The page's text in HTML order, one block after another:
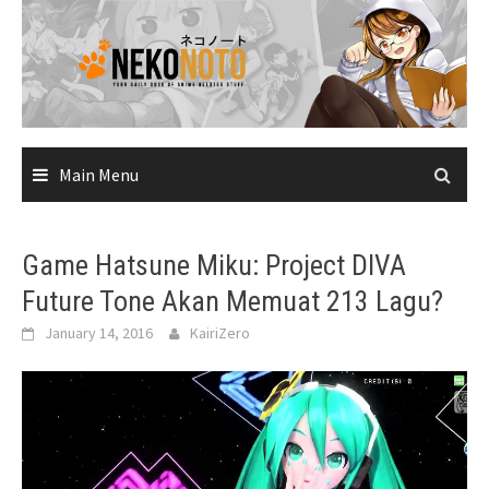
Skip
content
Main Menu
Game Hatsune Miku: Project DIVA
Future Tone Akan Memuat 213 Lagu?
January 14, 2016 KairiZero